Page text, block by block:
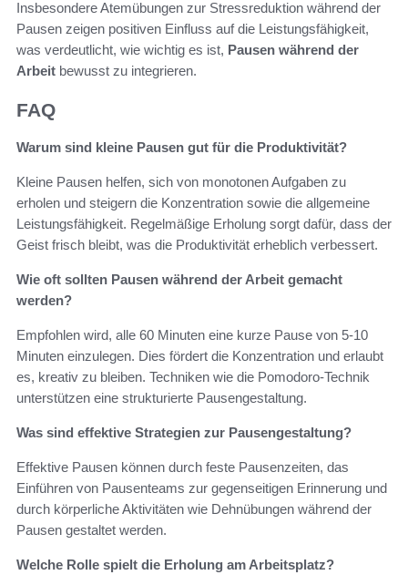
Insbesondere Atemübungen zur Stressreduktion während der
Pausen zeigen positiven Einfluss auf die Leistungsfähigkeit,
was verdeutlicht, wie wichtig es ist, Pausen während der
Arbeit bewusst zu integrieren.
FAQ
Warum sind kleine Pausen gut für die Produktivität?
Kleine Pausen helfen, sich von monotonen Aufgaben zu
erholen und steigern die Konzentration sowie die allgemeine
Leistungsfähigkeit. Regelmäßige Erholung sorgt dafür, dass der
Geist frisch bleibt, was die Produktivität erheblich verbessert.
Wie oft sollten Pausen während der Arbeit gemacht
werden?
Empfohlen wird, alle 60 Minuten eine kurze Pause von 5-10
Minuten einzulegen. Dies fördert die Konzentration und erlaubt
es, kreativ zu bleiben. Techniken wie die Pomodoro-Technik
unterstützen eine strukturierte Pausengestaltung.
Was sind effektive Strategien zur Pausengestaltung?
Effektive Pausen können durch feste Pausenzeiten, das
Einführen von Pausenteams zur gegenseitigen Erinnerung und
durch körperliche Aktivitäten wie Dehnübungen während der
Pausen gestaltet werden.
Welche Rolle spielt die Erholung am Arbeitsplatz?